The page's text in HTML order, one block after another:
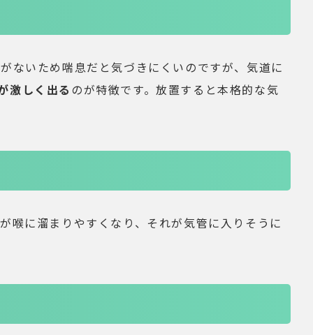
ないため喘息だと気づきにくいのですが、気道に
激しく出る のが特徴です。放置すると本格的な気
喉に溜まりやすくなり、それが気管に入りそうに